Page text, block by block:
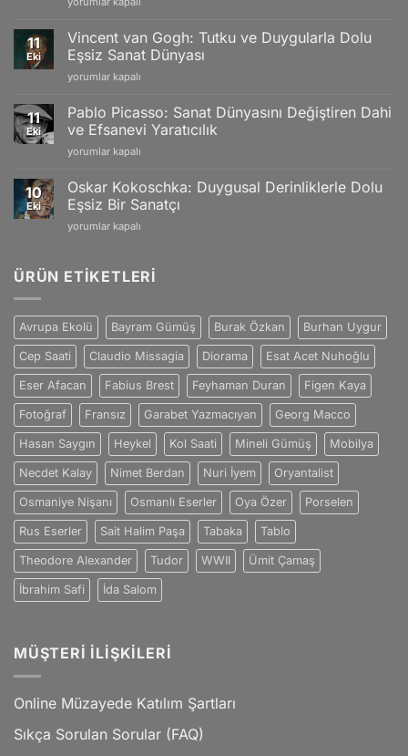
Models,
Editions
and
Swiss
Craftsmanship
İzlenimciliğin
Gücü
ve
Doğanın
Yansımaları
için
11
Eki
Vincent van Gogh: Tutku ve Duygularla Dolu
Eşsiz Sanat Dünyası
Vincent
Gogh:
Tutku
ve
Duygularla
Eşsiz
Sanat
Dünyası
için
yorumlar kapalı
11
Eki
Pablo Picasso: Sanat Dünyasını Değiştiren Dahi
ve Efsanevi Yaratıcılık
Pablo
Sanat
Dünyasını
Değiştiren
Dahi
Yaratıcılık
yorumlar kapalı
10
Eki
Oskar Kokoschka: Duygusal Derinliklerle Dolu
Eşsiz Bir Sanatçı
Oskar
Derinliklerle
Bir
Sanatçı
için
yorumlar kapalı
ÜRÜN ETIKETLERI
Avrupa Ekolü Bayram Gümüş Burak Özkan Burhan Uygur
Cep Saati Claudio Missagia Diorama Esat Acet Nuhoğlu
Eser Afacan Fabius Brest Feyhaman Duran Figen Kaya
Fotoğraf Fransız Garabet Yazmacıyan Georg Macco
Hasan Saygın Heykel Kol Saati Mineli Gümüş Mobilya
Necdet Kalay Nimet Berdan Nuri İyem Oryantalist
Osmaniye Nişanı Osmanlı Eserler Oya Özer Porselen
Rus Eserler Sait Halim Paşa Tabaka Tablo
Theodore Alexander Tudor WWII Ümit Çamaş
İbrahim Safi İda Salom
MÜŞTERI İLIŞKILERI
Online Müzayede Katılım Şartları
Sıkça Sorulan Sorular (FAQ)